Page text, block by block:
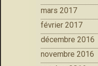
mars 2017
février 2017
décembre 2016
novembre 2016